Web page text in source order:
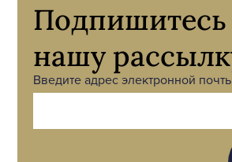
Подпишитесь
нашу
Введите адрес электронной